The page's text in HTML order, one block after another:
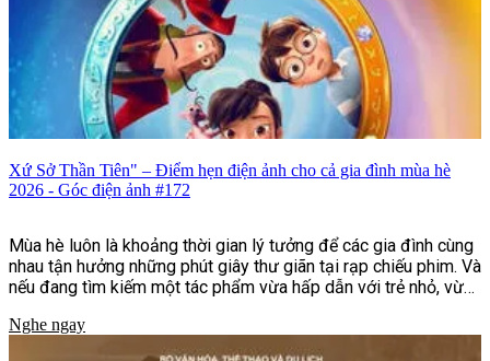
Xứ Sở Thần Tiên" – Điểm hẹn điện ảnh cho cả gia đình mùa hè
2026 - Góc điện ảnh #172
Mùa hè luôn là khoảng thời gian lý tưởng để các gia đình cùng
nhau tận hưởng những phút giây thư giãn tại rạp chiếu phim. Và
nếu đang tìm kiếm một tác phẩm vừa hấp dẫn với trẻ nhỏ, vừa
hoạt hình "Xứ Sở Thần Tiên" hứa hẹn sẽ là một lựa chọn đáng
chú ý trong dịp cuối tháng 7 này.
Nghe ngay